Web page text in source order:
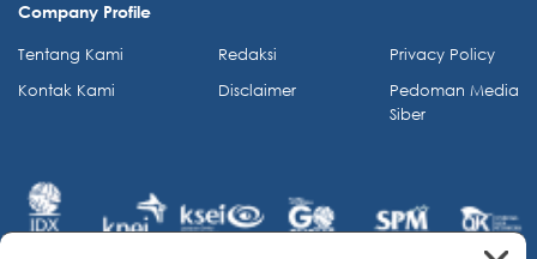
Company Profile
Tentang Kami
Kontak Kami
Redaksi
Disclaimer
Privacy Policy
Pedoman Media
Siber